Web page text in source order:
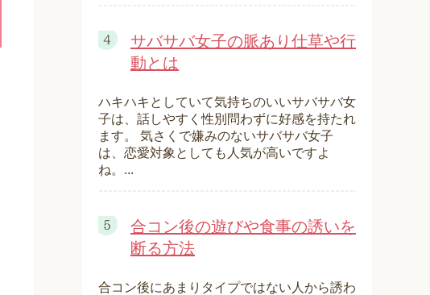
サバサバ女子の脈あり仕草や行
動とは
ハキハキとしていて気持ちのいいサバサバ女
子は、話しやすく性別問わずに好感を持たれ
ます。 気さくで嫌みのないサバサバ女子
は、恋愛対象としても人気が高いですよ
ね。...
合コン後の遊びや食事の誘いを
断る方法
合コン後にあまりタイプではない人から誘わ